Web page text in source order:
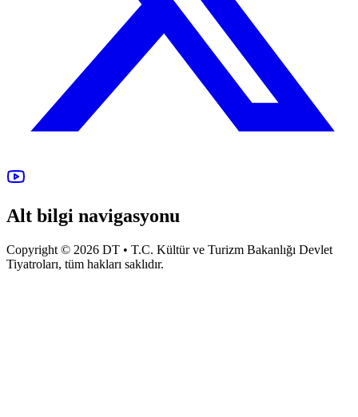
Alt bilgi navigasyonu
Copyright © 2026 DT • T.C. Kültür ve Turizm Bakanlığı Devlet
Tiyatroları, tüm hakları saklıdır.